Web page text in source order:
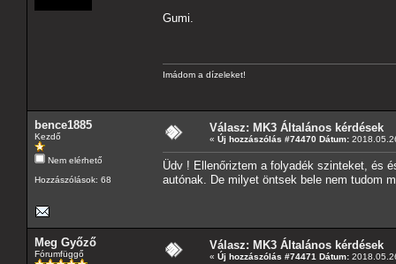
Gumi.
Imádom a dízeleket!
bence1885
Kezdő
Nem elérhető
Hozzászólások: 68
Válasz: MK3 Általános kérdések
« Új hozzászólás #74470 Dátum:
Üdv ! Ellenőriztem a folyadék szinteket, és
autónak. De milyet öntsek bele nem tudom
Meg Győző
Fórumfüggő
Válasz: MK3 Általános kérdések
« Új hozzászólás #74471 Dátum: